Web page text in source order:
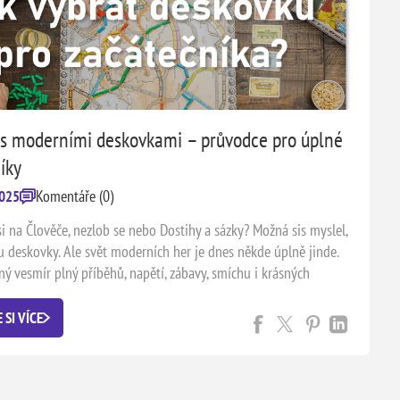
moderními deskovkami – průvodce pro úplné
Komentáře (0)
na Člověče, nezlob se nebo Dostihy a sázky? Možná sis myslel,
deskovky. Ale svět moderních her je dnes někde úplně jinde.
vesmír plný příběhů, napětí, zábavy, smíchu i krásných
už čeká – a co je nejlepší, vůbec se ho nemusíš bát. Nemusíš
znát stovky pravidel nebo mít doma stůl o velikosti letiště. Stačí
nového. A právě s tím ti rádi pomůžeme.
SI VÍCE